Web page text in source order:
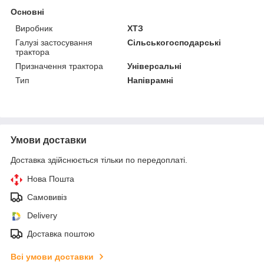
Основні
Виробник
ХТЗ
Галузі застосування
трактора
Сільськогосподарські
Призначення трактора
Універсальні
Тип
Напіврамні
Умови доставки
Доставка здійснюється тільки по передоплаті.
Нова Пошта
Самовивіз
Delivery
Доставка поштою
Всі умови доставки